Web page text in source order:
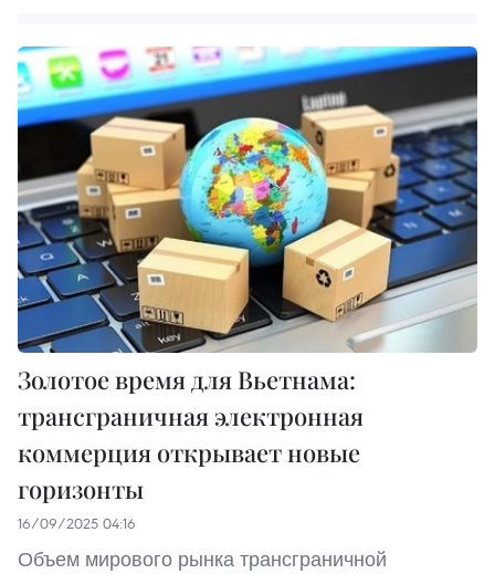
Золотое время для Вьетнама:
трансграничная электронная
коммерция открывает новые
горизонты
16/09/2025 04:16
Объем мирового рынка трансграничной